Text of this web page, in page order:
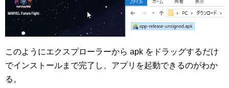
このようにエクスプローラーから apk をドラッグするだけ
でインストールまで完了し、アプリを起動できるのがわか
る。